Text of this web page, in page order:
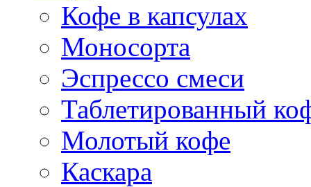
Кофе в капсулах
Моносорта
Эспрессо смеси
Таблетированный
Молотый кофе
Каскара